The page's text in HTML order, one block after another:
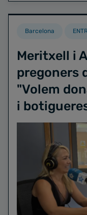
Barcelona
Meritxell i
pregoners
"Volem
i